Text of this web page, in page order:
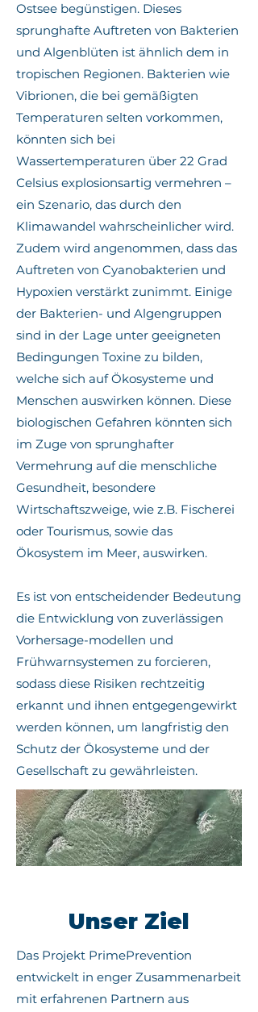
Ostsee begünstigen. Dieses
sprunghafte Auftreten von Bakterien
und Algenblüten ist ähnlich dem in
tropischen Regionen. Bakterien wie
Vibrionen, die bei gemäßigten
Temperaturen selten vorkommen,
könnten sich bei
Wassertemperaturen über 22 Grad
Celsius explosionsartig vermehren –
ein Szenario, das durch den
Klimawandel wahrscheinlicher wird.
Zudem wird angenommen, dass das
Auftreten von Cyanobakterien und
Hypoxien verstärkt zunimmt. Einige
der Bakterien- und Algengruppen
sind in der Lage unter geeigneten
Bedingungen Toxine zu bilden,
welche sich auf Ökosysteme und
Menschen auswirken können. Diese
biologischen Gefahren könnten sich
im Zuge von sprunghafter
Vermehrung auf die menschliche
Gesundheit, besondere
Wirtschaftszweige, wie z.B. Fischerei
oder Tourismus, sowie das
Ökosystem im Meer, auswirken.
Es ist von entscheidender Bedeutung
die Entwicklung von zuverlässigen
Vorhersage-modellen und
Frühwarnsystemen zu forcieren,
sodass diese Risiken rechtzeitig
erkannt und ihnen entgegengewirkt
werden können, um langfristig den
Schutz der Ökosysteme und der
Gesellschaft zu gewährleisten.
Unser Ziel
Das Projekt PrimePrevention
entwickelt in enger Zusammenarbeit
mit erfahrenen Partnern aus